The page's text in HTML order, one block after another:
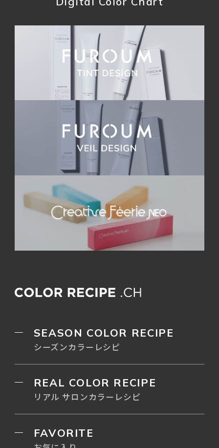
SEASON COLOR RECIPE
シーズンカラーレシピ
REAL COLOR RECIPE
リアル サロンカラーレシピ
FAVORITE